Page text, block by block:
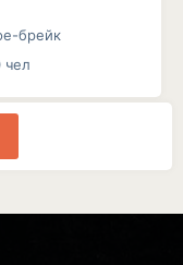
брейк
чел